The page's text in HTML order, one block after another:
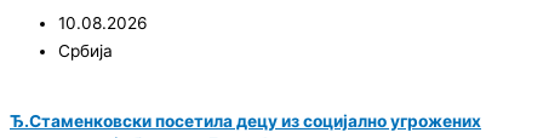
10.08.2026
Србија
Ђ.Стаменковски посетила децу из социјално угрожених